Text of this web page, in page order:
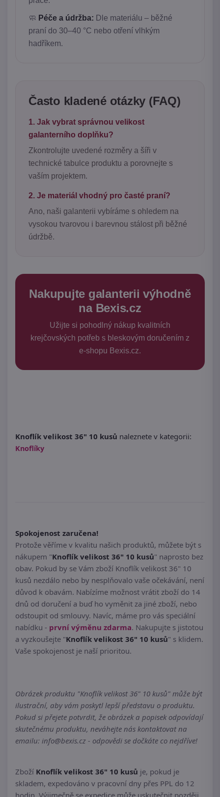
🧼 Péče a údržba: Dle materiálu – běžné
praní do 30–40 °C nebo otření vlhkým
hadříkem.
Často kladené otázky (FAQ)
1. Jak vybrat správnou velikost
galanterního doplňku?
Zkontrolujte uvedené rozměry a šíři v
technické tabulce produktu a porovnejte s
vaším projektem.
2. Je materiál vhodný pro časté praní?
Ano, naši galanterii vybíráme s ohledem na
vysokou tvarovou i barevnou stálost při běžné
údržbě.
Nakupujte galanterii výhodně
na Bexis.cz
Užijte si pohodlný nákup kvalitních
krejčovských potřeb s bleskovým doručením z
e-shopu Bexis.cz.
Knoflík velikost 36" 10 kusů naleznete v kategorii:
Knoflíky
Spokojenost zaručena!
Protože věříme v kvalitu našich produktů, můžete být s
nákupem "Knoflík velikost 36" 10 kusů" naprosto bez
obav. Pokud by se Vám zboží Knoflík velikost 36" 10
kusů nezdálo nebo by nesplňovalo vaše očekávání, není
důvod k obavám. Nabízíme možnost vrátit zboží do 14
dnů od doručení a buď ho vyměnit za jiné zboží, nebo
odstoupit od smlouvy. Navíc, máme pro vás speciální
nabídku - první výměnu zdarma. Nakupujte s jistotou
a vyzkoušejte "Knoflík velikost 36" 10 kusů" s klidem.
Vaše spokojenost je naší prioritou.
Obrázek produktu "Knoflík velikost 36" 10 kusů" může být
ilustrační, aby vám poskytl lepší představu o produktu.
Pokud si přejete potvrdit, že obrázek a popisek odpovídají
skutečnému produktu, neváhejte nás kontaktovat na
emailu: info@bexis.cz - odpovědi se dočkáte co nejdříve!
Zboží Knoflík velikost 36" 10 kusů je, pokud je
skladem, expedováno v pracovní dny přes PPL do 12